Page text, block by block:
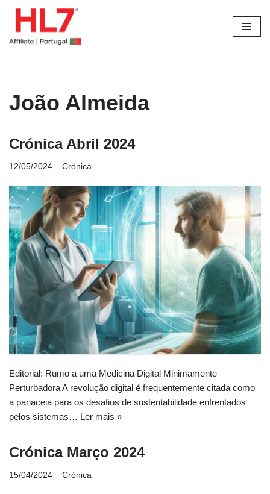
Avançar
para
João Almeida
Crónica Abril 2024
12/05/2024 Crónica
Editorial: Rumo a uma Medicina Digital Minimamente
Perturbadora A revolução digital é frequentemente citada como
a panaceia para os desafios de sustentabilidade enfrentados
pelos sistemas… Ler mais »
Crónica Março 2024
15/04/2024 Crónica